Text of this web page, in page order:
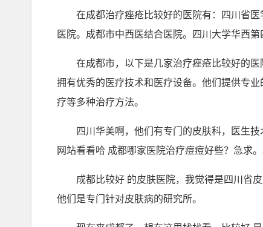
在成都治疗痤疮比较好的医院有：四川省
医院。成都市中西医结合医院。四川大学华西第
在成都市，以下是几家治疗痤疮比较好的
拥有优秀的医疗技术和医疗设备。他们提供专
疗等多种治疗方法。
四川华美啊，他们有专门的皮肤科，医生
网站看看哈 成都哪家医院治疗痘痘好些？急求。
成都比较好 的皮肤医院，我觉得是四川省
他们是专门针对皮肤病的研究所。